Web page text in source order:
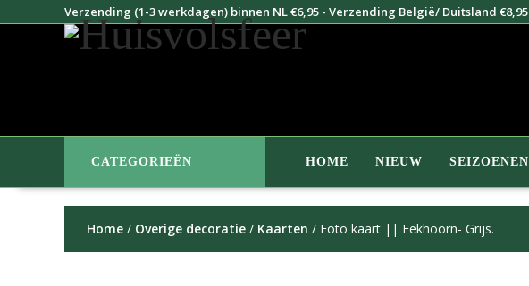
naar
Verzending (1-3 werkdagen) binnen NL €6,95 - Verzending België/ Duitsland €8,95
CATEGORIEËN HOME NIEUW SEIZOENEN
Home / Overige decoratie / Kaarten / Foto kaart || Eekhoorn- Grijs.